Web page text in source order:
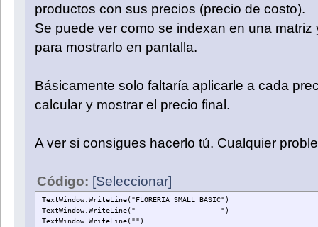
productos con sus precios (precio de costo).
Se puede ver como se indexan en una
para mostrarlo en pantalla.
Básicamente solo faltaría aplicarle a cada
calcular y mostrar el precio final.
A ver si consigues hacerlo tú. Cualquier
Código: [Seleccionar]
TextWindow.WriteLine("FLORERIA SMALL BASIC")
TextWindow.WriteLine("--------------------")
TextWindow.WriteLine("")